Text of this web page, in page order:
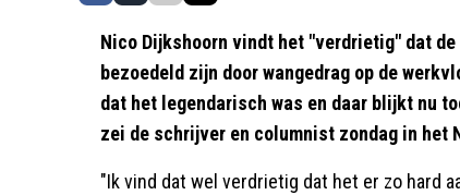
Nico Dijkshoorn vindt het "verdrietig" dat de
bezoedeld zijn door wangedrag op de
dat het legendarisch was en daar blijkt nu
zei de schrijver en columnist zondag in het
"Ik vind dat wel verdrietig dat het er zo hard